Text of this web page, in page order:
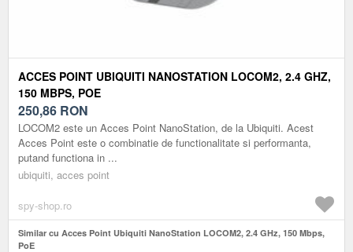
ACCES POINT UBIQUITI NANOSTATION LOCOM2, 2.4 GHZ,
150 MBPS, POE
250,86 RON
LOCOM2 este un Acces Point NanoStation, de la Ubiquiti. Acest
Acces Point este o combinatie de functionalitate si performanta,
putand functiona in ...
ubiquiti, acces point
spy-shop.ro
Similar cu Acces Point Ubiquiti NanoStation LOCOM2, 2.4 GHz, 150 Mbps,
PoE